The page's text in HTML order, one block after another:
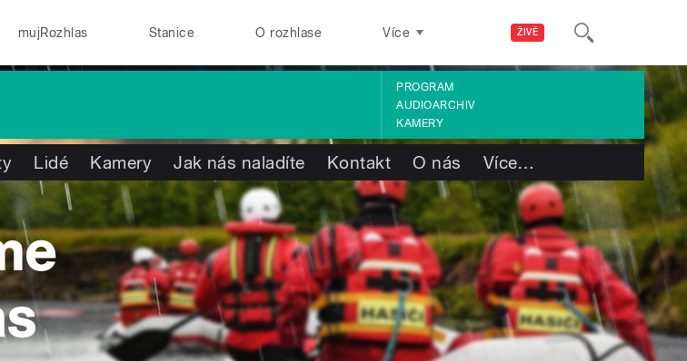
ŽIVĚ
mujRozhlas Stanice O rozhlase Více
PROGRAM
AUDIOARCHIV
KAMERY
Lidé Kamery Jak nás naladíte Kontakt O nás Více…